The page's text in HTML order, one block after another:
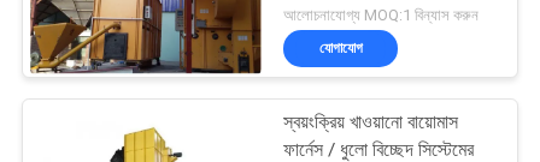
জৈববস্তুপুঞ্জ ফার্নেস
আলোচনাযোগ্য MOQ:1 বিন্যাস করুন
যোগাযোগ
স্বয়ংক্রিয় খাওয়ানো বায়োমাস
ফার্নেস / ধুলো বিচ্ছেদ সিস্টেমের